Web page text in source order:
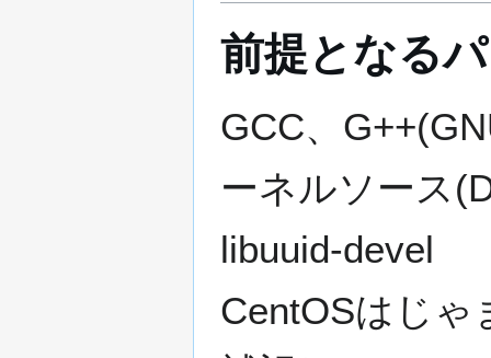
前提となる
GCC、
ーネルソース
libuuid-devel
CentOSはじゃ